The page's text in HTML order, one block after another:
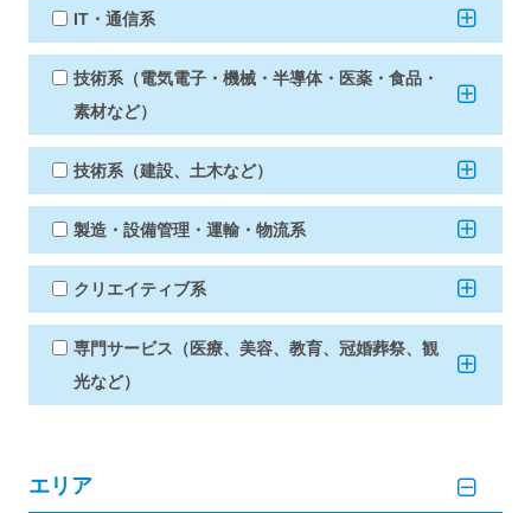
IT・通信系
技術系（電気電子・機械・半導体・医薬・食品・
素材など）
技術系（建設、土木など）
製造・設備管理・運輸・物流系
クリエイティブ系
専門サービス（医療、美容、教育、冠婚葬祭、観
光など）
エリア